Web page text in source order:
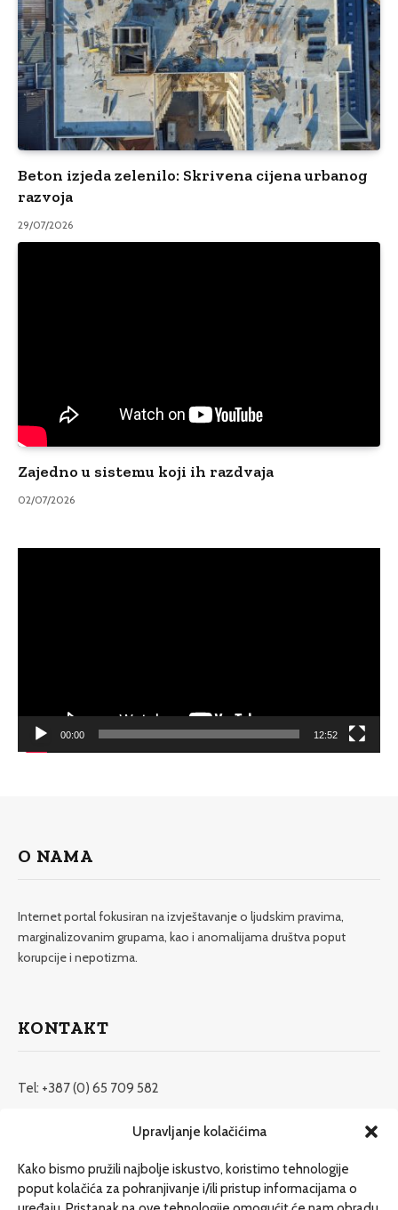
Upravljanje kolačićima
Kako bismo pružili najbolje iskustvo, koristimo tehnologije
poput kolačića za pohranjivanje i/ili pristup informacijama o
Beton izjeda zelenilo: Skrivena cijena urbanog
razvoja
29/07/2026
Zajedno u sistemu koji ih razdvaja
02/07/2026
00:00 12:52
O NAMA
Internet portal fokusiran na izvještavanje o ljudskim pravima,
marginalizovanim grupama, kao i anomalijama društva poput
korupcije i nepotizma.
KONTAKT
Tel: +387 (0) 65 709 582
redakcija@etrafika.net